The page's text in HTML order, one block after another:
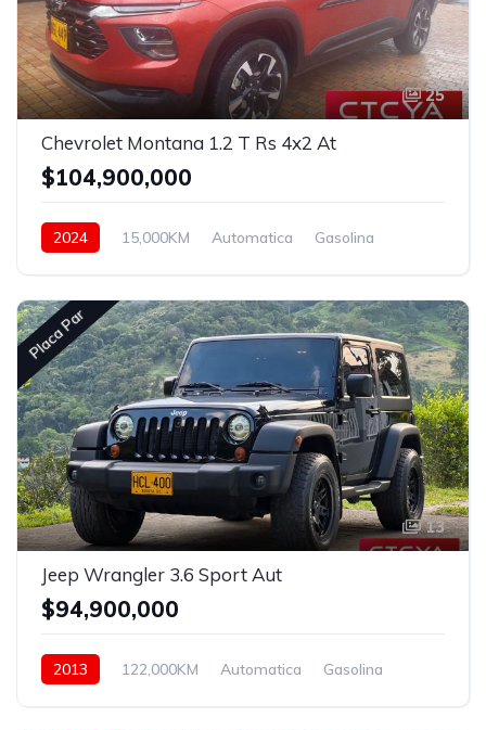
25
Chevrolet Montana 1.2 T Rs 4x2 At
$104,900,000
2024 15,000KM Automatica
Gasolina
Placa Par
13
Jeep Wrangler 3.6 Sport Aut
$94,900,000
2013 122,000KM Automatica
Gasolina